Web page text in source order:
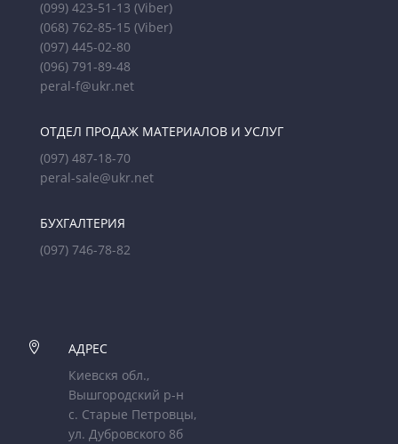
(099) 423-51-13 (Viber)
(068) 762-85-15 (Viber)
(097) 445-02-80
(096) 791-89-48
peral-f@ukr.net
ОТДЕЛ ПРОДАЖ МАТЕРИАЛОВ И УСЛУГ
(097) 487-18-70
peral-sale@ukr.net
БУХГАЛТЕРИЯ
(097) 746-78-82

АДРЕС
Киевскя обл.,
Вышгородский р-н
с. Старые Петровцы,
ул. Дубровского 8б